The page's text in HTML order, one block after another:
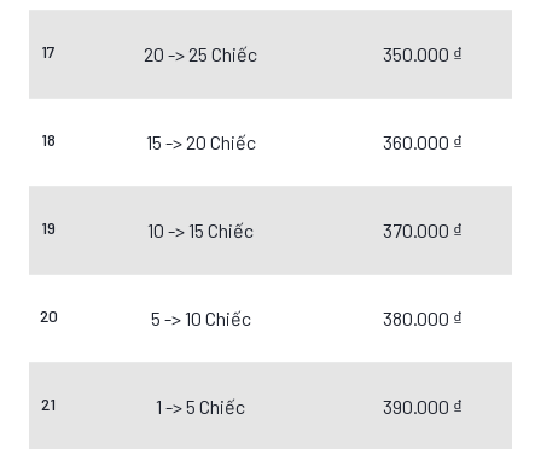
17 20 -> 25 Chiếc 350.000 ₫
18 15 -> 20 Chiếc 360.000 ₫
19 10 -> 15 Chiếc 370.000 ₫
20 5 -> 10 Chiếc 380.000 ₫
21 1 -> 5 Chiếc 390.000 ₫